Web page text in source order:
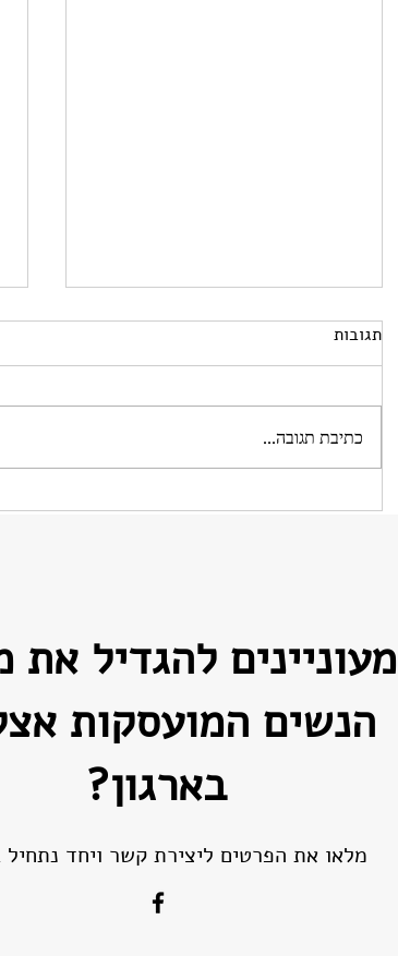
תגובות
כתיבת תגובה...
מעוניינים להגדיל את
הנשים המועסקות
בארגון?
מלאו את הפרטים ליצירת קשר ויחד נתחיל